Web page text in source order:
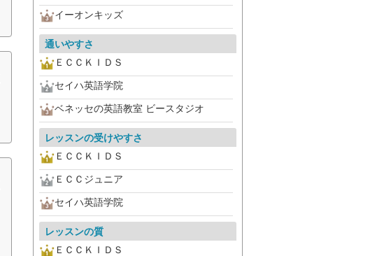
イーオンキッズ
通いやすさ
ＥＣＣＫＩＤＳ
セイハ英語学院
ベネッセの英語教室 ビースタジオ
レッスンの受けやすさ
ＥＣＣＫＩＤＳ
ＥＣＣジュニア
セイハ英語学院
レッスンの質
ＥＣＣＫＩＤＳ